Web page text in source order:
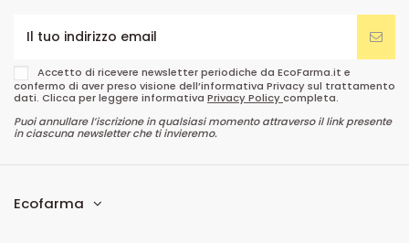
Accetto di ricevere newsletter periodiche da EcoFarma.it e
confermo di aver preso visione dell’informativa Privacy sul trattamento
dati. Clicca per leggere informativa Privacy Policycompleta.
Puoi annullare l’iscrizione in qualsiasi momento attraverso il link presente
in ciascuna newsletter che ti invieremo.
Ecofarma